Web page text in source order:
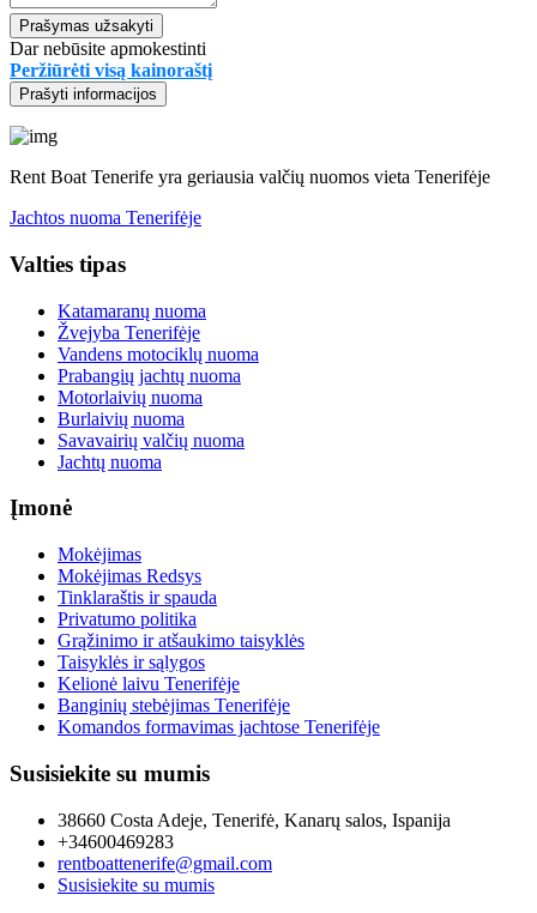
Prašymas užsakyti
Dar nebūsite apmokestinti
Peržiūrėti visą kainoraštį
Prašyti informacijos
Rent Boat Tenerife yra geriausia valčių nuomos vieta Tenerifėje
Jachtos nuoma Tenerifėje
Valties tipas
Katamaranų nuoma
Žvejyba Tenerifėje
Vandens motociklų nuoma
Prabangių jachtų nuoma
Motorlaivių nuoma
Burlaivių nuoma
Savavairių valčių nuoma
Jachtų nuoma
Įmonė
Mokėjimas
Mokėjimas Redsys
Tinklaraštis ir spauda
Privatumo politika
Grąžinimo ir atšaukimo taisyklės
Taisyklės ir sąlygos
Kelionė laivu Tenerifėje
Banginių stebėjimas Tenerifėje
Komandos formavimas jachtose Tenerifėje
Susisiekite su mumis
38660 Costa Adeje, Tenerifė, Kanarų salos, Ispanija
+34600469283
rentboattenerife@gmail.com
Susisiekite su mumis